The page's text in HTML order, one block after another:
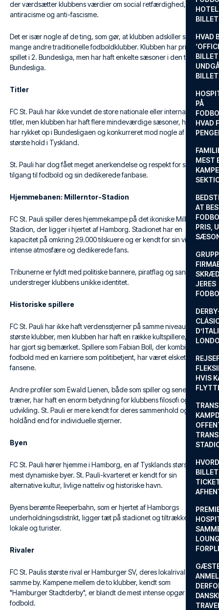
HVAD
PÅ
HVAD
MEST
AT
PRIS,
JERES
HVIS
der værdsætter klubbens værdier om social retfærdighed,
antiracisme og anti-fascisme.
Det er især nogle af de ting, som gør, at klubben adskiller sig fra
mange andre traditionelle fodboldklubber. Klubben har primært
spillet i 2. Bundesliga, men har haft enkelte sæsoner i den tyske
Bundesliga.
Titler
FC St. Pauli har ikke vundet de store nationale eller internationale
titler, men klubben har haft flere mindeværdige sæsoner, hvor de
har rykket op i Bundesligaen og konkurreret mod nogle af de
største hold i Tyskland.
St. Pauli har dog fået meget anerkendelse og respekt for sin
tilgang til fodbold og sin dedikerede fanbase.
Hjemmebanen: Millerntor-Stadion
FC St. Pauli spiller deres hjemmekampe på det ikoniske Millerntor-
Stadion, der ligger i hjertet af Hamborg. Stadionet har en
kapacitet på omkring 29.000 tilskuere og er kendt for sin vilde og
intense atmosfære og dedikerede fans.
Tribunerne er fyldt med politiske bannere, piratflag og sange, der
understreger klubbens unikke identitet.
Historiske spillere
FC St. Pauli har ikke haft verdensstjerner på samme niveau som de
største klubber, men klubben har haft en række kultspillere, der
har gjort sig bemærket. Spillere som Fabian Boll, der kombinerede
fodbold med en karriere som politibetjent, har været elsket af
fansene.
Andre profiler som Ewald Lienen, både som spiller og senere
træner, har haft en enorm betydning for klubbens filosofi og
udvikling. St. Pauli er mere kendt for deres sammenhold og
holdånd end for individuelle stjerner.
Byen
FC St. Pauli hører hjemme i Hamborg, en af Tysklands største og
mest dynamiske byer. St. Pauli-kvarteret er kendt for sin
alternative kultur, livlige natteliv og historiske havn.
Byens berømte Reeperbahn, som er hjertet af Hamborgs
underholdningsdistrikt, ligger tæt på stadionet og tiltrækker både
lokale og turister.
Rivaler
FC St. Paulis største rival er Hamburger SV, deres lokalrival fra
samme by. Kampene mellem de to klubber, kendt som
"Hamburger Stadtderby", er blandt de mest intense opgør i tysk
fodbold.